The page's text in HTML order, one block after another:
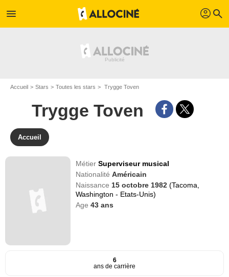
menu profil search
Accueil Stars Toutes les stars Trygge Toven
Trygge Toven
Accueil
MétierSuperviseur musical
NationalitéAméricain
Naissance 15 octobre 1982(Tacoma,
Washington - Etats-Unis)
Age43 ans
6
ans de carrière